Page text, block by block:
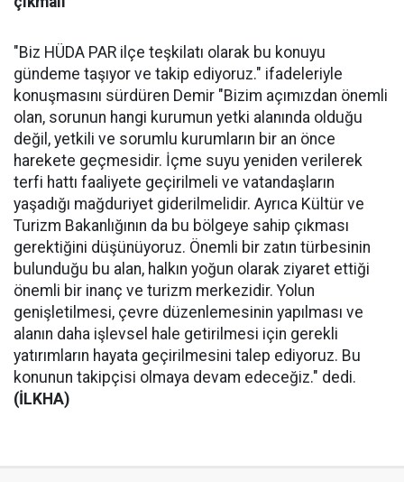
"Biz HÜDA PAR ilçe teşkilatı olarak bu konuyu
gündeme taşıyor ve takip ediyoruz." ifadeleriyle
konuşmasını sürdüren Demir "Bizim açımızdan önemli
olan, sorunun hangi kurumun yetki alanında olduğu
değil, yetkili ve sorumlu kurumların bir an önce
harekete geçmesidir. İçme suyu yeniden verilerek
terfi hattı faaliyete geçirilmeli ve vatandaşların
yaşadığı mağduriyet giderilmelidir. Ayrıca Kültür ve
Turizm Bakanlığının da bu bölgeye sahip çıkması
gerektiğini düşünüyoruz. Önemli bir zatın türbesinin
bulunduğu bu alan, halkın yoğun olarak ziyaret ettiği
önemli bir inanç ve turizm merkezidir. Yolun
genişletilmesi, çevre düzenlemesinin yapılması ve
alanın daha işlevsel hale getirilmesi için gerekli
yatırımların hayata geçirilmesini talep ediyoruz. Bu
konunun takipçisi olmaya devam edeceğiz." dedi.
(İLKHA)